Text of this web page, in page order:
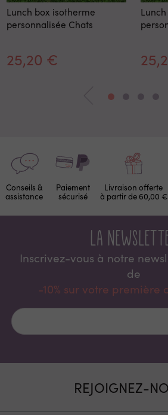
Lunch box isotherme
personnalisée Chats
25,20 €
Conseils &
assistance
Paiement
sécurisé
Livraison offerte
à partir de 60,00 €
La
Inscrivez-vous à notre
de
-10% sur votre première
REJOIGNEZ-